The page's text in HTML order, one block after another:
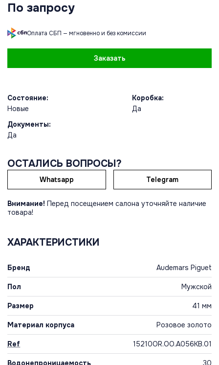
По запросу
Оплата СБП — мгновенно и без комиссии
Заказать
Состояние:
Новые
Коробка:
Да
Документы:
Да
ОСТАЛИСЬ ВОПРОСЫ?
Whatsapp Telegram
Внимание! Перед посещением салона уточняйте наличие
товара!
ХАРАКТЕРИСТИКИ
Бренд Audemars Piguet
Пол Мужской
Размер 41 мм
Материал корпуса Розовое золото
Ref 15210OR.OO.A056KB.01
Водонепроницаемость 30